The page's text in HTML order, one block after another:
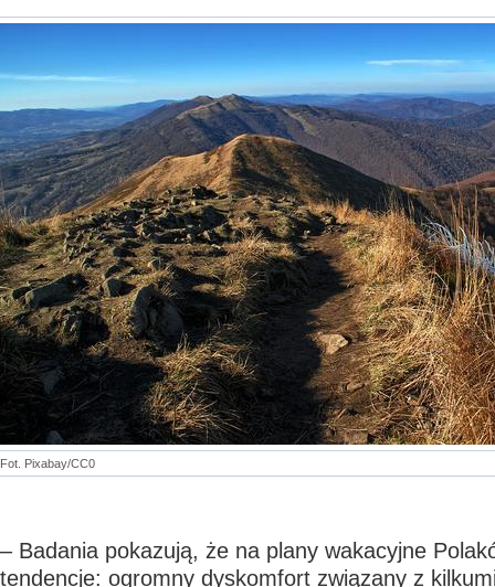
Fot. Pixabay/CC0
– Badania pokazują, że na plany wakacyjne
tendencje: ogromny dyskomfort związany z